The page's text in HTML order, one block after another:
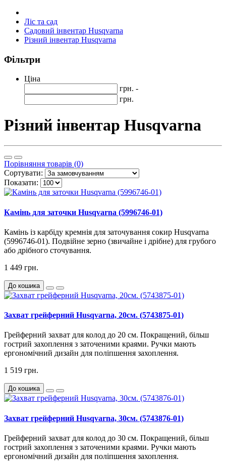
Ліс та сад
Садовий інвентар Husqvarna
Різний інвентар Husqvarna
Фільтри
Ціна
грн. -
грн.
Різний інвентар Husqvarna
Порівняння товарів (0)
Сортувати:
Показати:
Камінь для заточки Husqvarna (5996746-01)
Камінь із карбіду кремнія для заточування сокир Husqvarna
(5996746-01). Подвійне зерно (звичайне і дрібне) для грубого
або дрібного сточування.
1 449 грн.
До кошика
Захват грейферний Husqvarna, 20см. (5743875-01)
Грейферний захват для колод до 20 см. Покращений, більш
гострий захоплення з заточеними краями. Ручки мають
ергономічний дизайн для поліпшення захоплення.
1 519 грн.
До кошика
Захват грейферний Husqvarna, 30см. (5743876-01)
Грейферний захват для колод до 30 см. Покращений, більш
гострий захоплення з заточеними краями. Ручки мають
ергономічний дизайн для поліпшення захоплення.